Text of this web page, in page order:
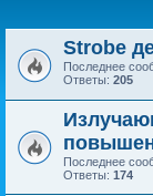
Strobe
Последнее
Ответы: 205
Последнее
Ответы: 174